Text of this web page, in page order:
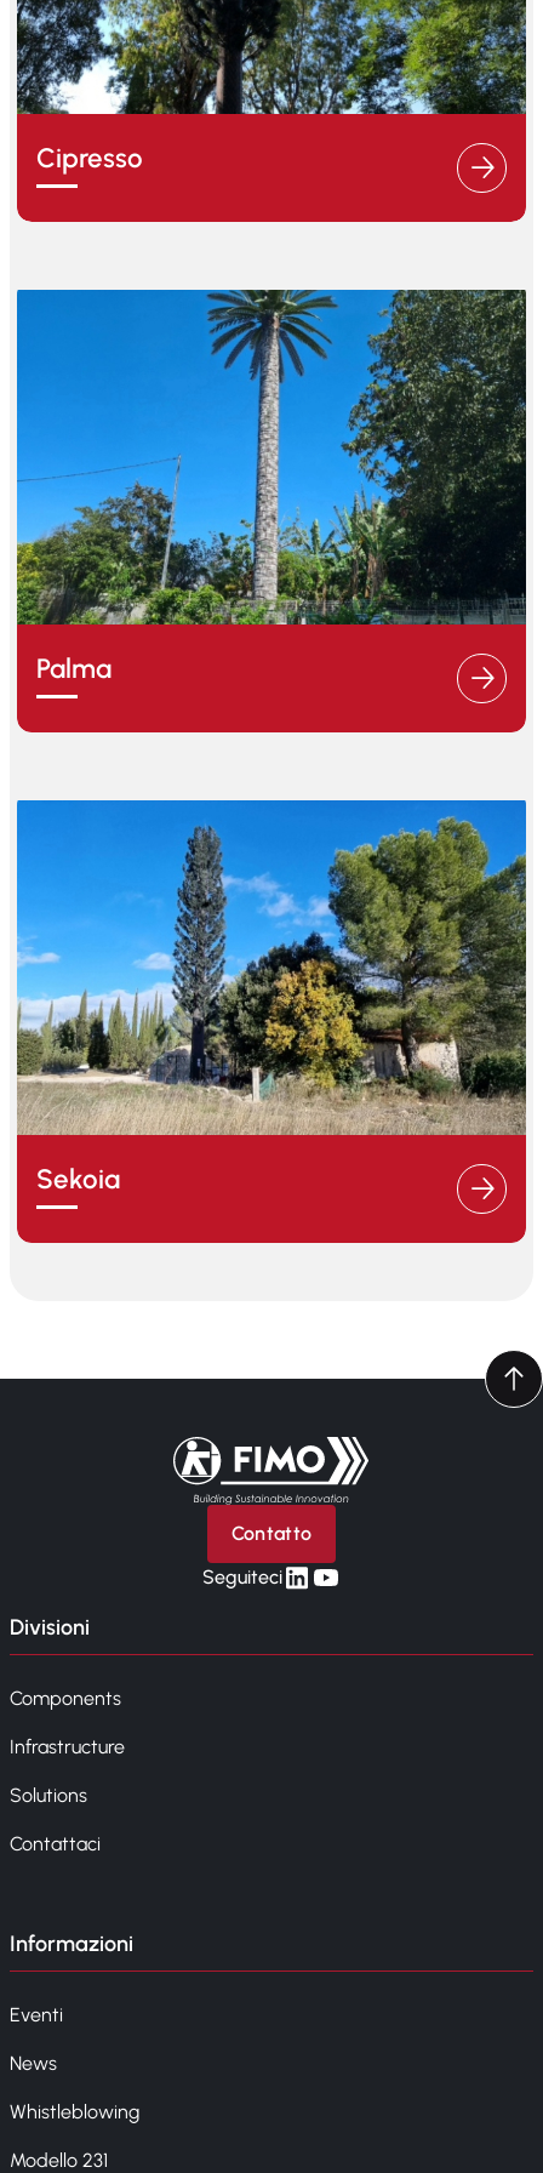
Cipresso
Palma
Sekoia
Torna alla pagina iniziale
Contatto
Seguitecilinkedin
yt
Divisioni
Components
Infrastructure
Solutions
Contattaci
Informazioni
Eventi
News
Whistleblowing
Modello 231